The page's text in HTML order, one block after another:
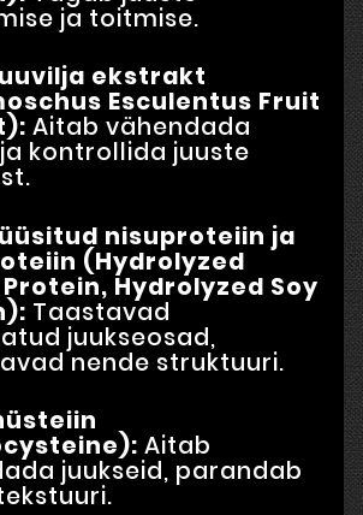
ja toitmise.
ekstrakt
Esculentus Fruit
Aitab vähendada
kontrollida juuste
nisuproteiin ja
(Hydrolyzed
Hydrolyzed Soy
Taastavad
juukseosad,
nende struktuuri.
Aitab
juukseid, parandab